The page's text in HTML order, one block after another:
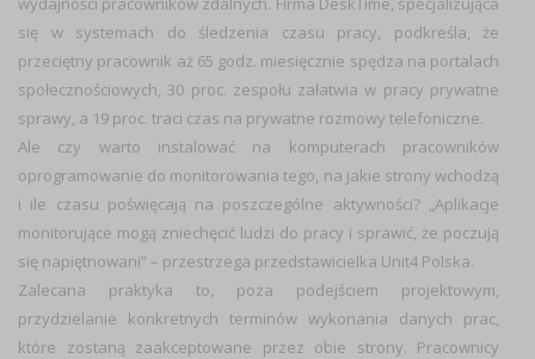
się w systemach do śledzenia czasu pracy, podkreśla, że
przeciętny pracownik aż 65 godz. miesięcznie spędza na portalach
społecznościowych, 30 proc. zespołu załatwia w pracy prywatne
sprawy, a 19 proc. traci czas na prywatne rozmowy telefoniczne.
Ale czy warto instalować na komputerach pracowników
oprogramowanie do monitorowania tego, na jakie strony wchodzą
i ile czasu poświęcają na poszczególne aktywności? „Aplikacje
monitorujące mogą zniechęcić ludzi do pracy i sprawić, że poczują
się napiętnowani” – przestrzega przedstawicielka Unit4 Polska.
Zalecana praktyka to, poza podejściem projektowym,
przydzielanie konkretnych terminów wykonania danych prac,
które zostaną zaakceptowane przez obie strony. Pracownicy